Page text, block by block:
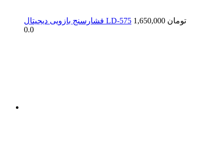
فشارسنج بازویی دیجیتال LD-575
1,650,000 تومان
0.0